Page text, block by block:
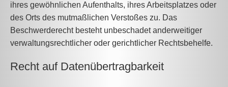
ihres gewöhnlichen Aufenthalts, ihres Arbeitsplatzes oder
des Orts des mutmaßlichen Verstoßes zu. Das
Beschwerderecht besteht unbeschadet anderweitiger
verwaltungsrechtlicher oder gerichtlicher Rechtsbehelfe.
Recht auf Daten­übertrag­barkeit